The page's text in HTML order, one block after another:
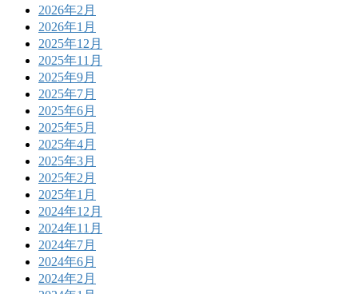
2026年2月
2026年1月
2025年12月
2025年11月
2025年9月
2025年7月
2025年6月
2025年5月
2025年4月
2025年3月
2025年2月
2025年1月
2024年12月
2024年11月
2024年7月
2024年6月
2024年2月